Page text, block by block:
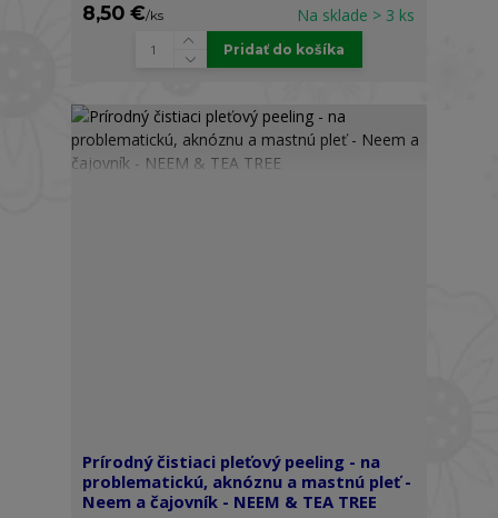
8,50 €/ks Na sklade > 3 ks
Pridať do košíka
Prírodný čistiaci pleťový peeling - na
problematickú, aknóznu a mastnú pleť -
Neem a čajovník - NEEM & TEA TREE